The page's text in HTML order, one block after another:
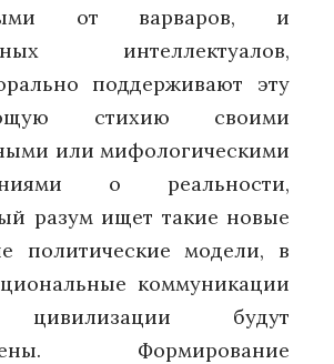
от варваров, и
интеллектуалов,
поддерживают эту
стихию своими
или мифологическими
о реальности,
разум ищет такие новые
политические модели, в
коммуникации
цивилизации будут
Формирование